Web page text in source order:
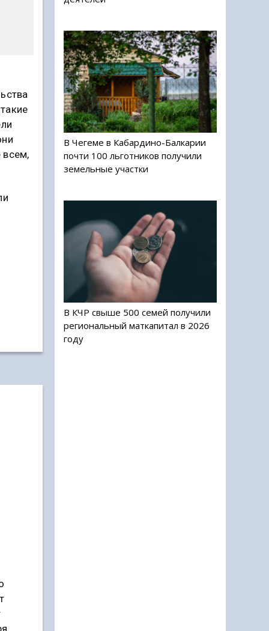
всем,
В Чегеме в Кабардино-Балкарии
почти 100 льготников получили
земельные участки
В КЧР свыше 500 семей получили
региональный маткапитал в 2026
году